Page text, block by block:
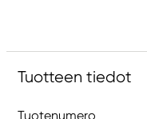
Tuotteen tiedot
Tuotenumero